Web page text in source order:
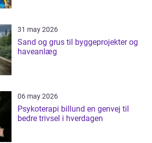
31 may 2026
Sand og grus til byggeprojekter og
haveanlæg
06 may 2026
Psykoterapi billund en genvej til
bedre trivsel i hverdagen